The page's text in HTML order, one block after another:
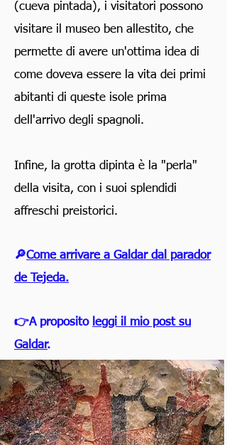
(cueva pintada), i visitatori possono
visitare il museo ben allestito, che
permette di avere un'ottima idea di
come doveva essere la vita dei primi
abitanti di queste isole prima
dell'arrivo degli spagnoli.
Infine, la grotta dipinta è la "perla"
della visita, con i suoi splendidi
affreschi preistorici.
🔎Come arrivare a Galdar dal parador
de Tejeda.
👉A proposito leggi il mio post su
Galdar.